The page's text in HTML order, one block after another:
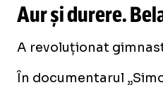
Aur și durere.
A revoluționat
În documentarul